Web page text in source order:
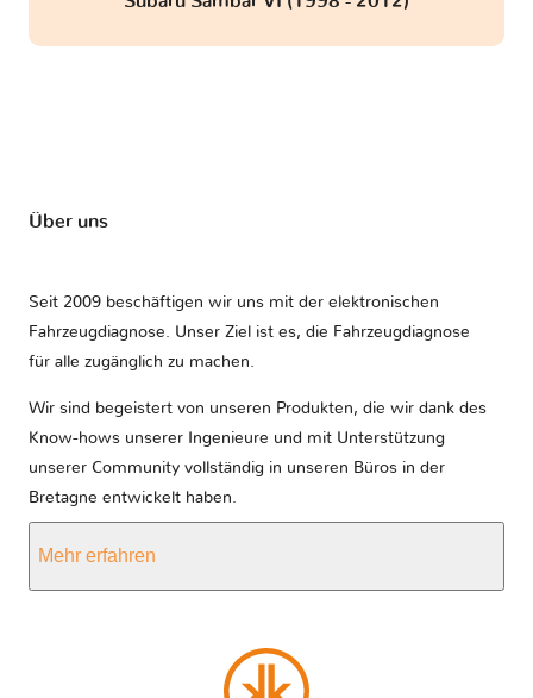
Über uns
Seit 2009 beschäftigen wir uns mit der elektronischen
Fahrzeugdiagnose. Unser Ziel ist es, die Fahrzeugdiagnose
für alle zugänglich zu machen.
Wir sind begeistert von unseren Produkten, die wir dank des
Know-hows unserer Ingenieure und mit Unterstützung
unserer Community vollständig in unseren Büros in der
Bretagne entwickelt haben.
Mehr erfahren